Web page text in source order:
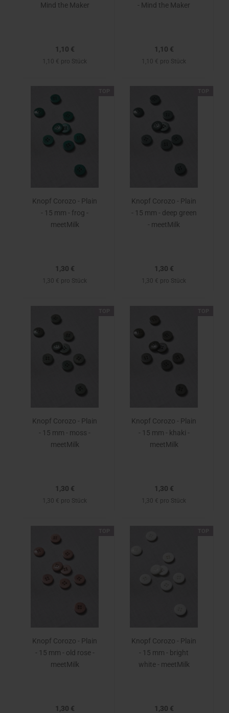
Mind the Maker
1,10 €
1,10 € pro Stück
- Mind the Maker
1,10 €
1,10 € pro Stück
Knopf Corozo - Plain
- 15 mm - frog -
meetMilk
1,30 €
1,30 € pro Stück
Knopf Corozo - Plain
- 15 mm - deep green
- meetMilk
1,30 €
1,30 € pro Stück
Knopf Corozo - Plain
- 15 mm - moss -
meetMilk
1,30 €
1,30 € pro Stück
Knopf Corozo - Plain
- 15 mm - khaki -
meetMilk
1,30 €
1,30 € pro Stück
Knopf Corozo - Plain
- 15 mm - old rose -
meetMilk
1,30 €
Knopf Corozo - Plain
- 15 mm - bright
white - meetMilk
1,30 €